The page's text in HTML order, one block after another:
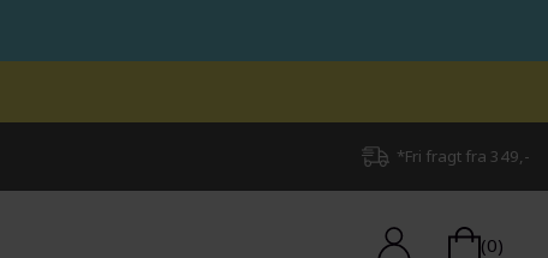
*Fri fragt fra 349,-
(0)